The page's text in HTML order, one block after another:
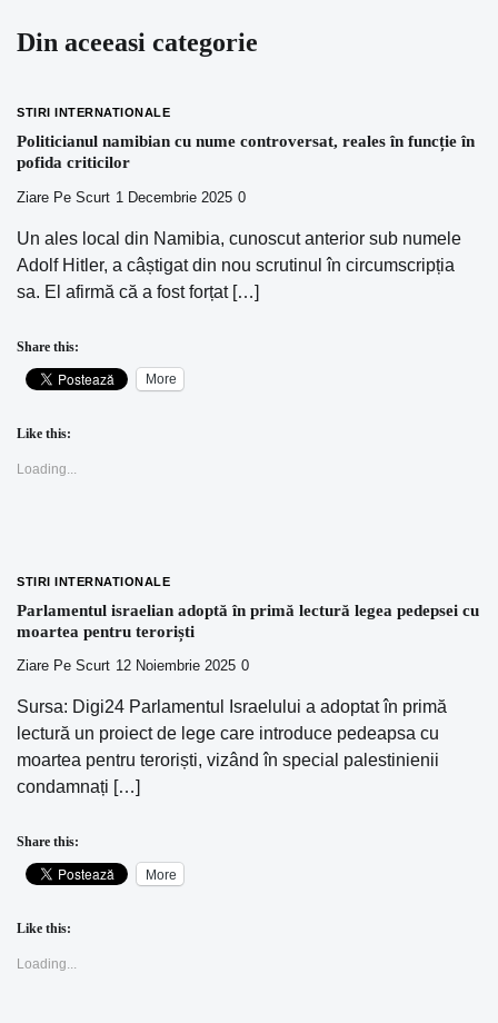
Din aceeasi categorie
STIRI INTERNATIONALE
Politicianul namibian cu nume controversat, reales în funcție în
pofida criticilor
Ziare Pe Scurt 1 Decembrie 2025 0
Un ales local din Namibia, cunoscut anterior sub numele
Adolf Hitler, a câștigat din nou scrutinul în circumscripția
sa. El afirmă că a fost forțat […]
Share this:
More
Like this:
Loading...
STIRI INTERNATIONALE
Parlamentul israelian adoptă în primă lectură legea pedepsei cu
moartea pentru teroriști
Ziare Pe Scurt 12 Noiembrie 2025 0
Sursa: Digi24 Parlamentul Israelului a adoptat în primă
lectură un proiect de lege care introduce pedeapsa cu
moartea pentru teroriști, vizând în special palestinienii
condamnați […]
Share this:
More
Like this:
Loading...